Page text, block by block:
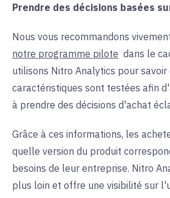
Prendre des décisions basées
Nous vous recommandons
notre programme pilote dans le
utilisons Nitro Analytics pour savoir
caractéristiques sont testées afin
à prendre des décisions d'achat
Grâce à ces informations, les
quelle version du produit
besoins de leur entreprise. Nitro
plus loin et offre une visibilité sur